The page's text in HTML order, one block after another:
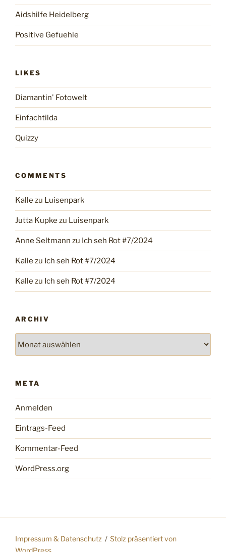
Aidshilfe Heidelberg
Positive Gefuehle
LIKES
Diamantin' Fotowelt
Einfachtilda
Quizzy
COMMENTS
Kalle zu Luisenpark
Jutta Kupke zu Luisenpark
Anne Seltmann zu Ich seh Rot #7/2024
Kalle zu Ich seh Rot #7/2024
Kalle zu Ich seh Rot #7/2024
ARCHIV
META
Anmelden
Eintrags-Feed
Kommentar-Feed
WordPress.org
Impressum & Datenschutz
Stolz präsentiert von
WordPress